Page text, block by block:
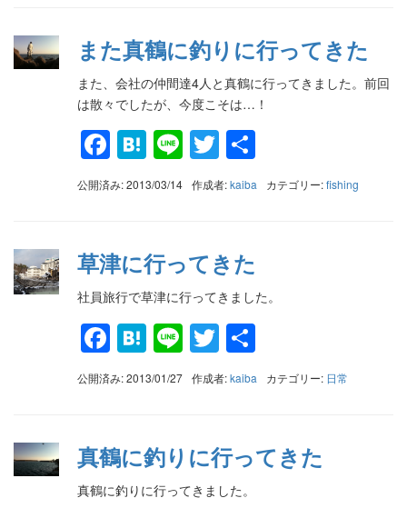
また真鶴に釣りに行ってきた
また、会社の仲間達4人と真鶴に行ってきました。前回
は散々でしたが、今度こそは…！
Facebook
Hatena
LineTwitter
有
公開済み: 2013/03/14 作成者:kaiba カテゴリー:fishing
草津に行ってきた
社員旅行で草津に行ってきました。
Facebook
Hatena
LineTwitter
有
公開済み: 2013/01/27 作成者:kaiba カテゴリー: 日常
真鶴に釣りに行ってきた
真鶴に釣りに行ってきました。